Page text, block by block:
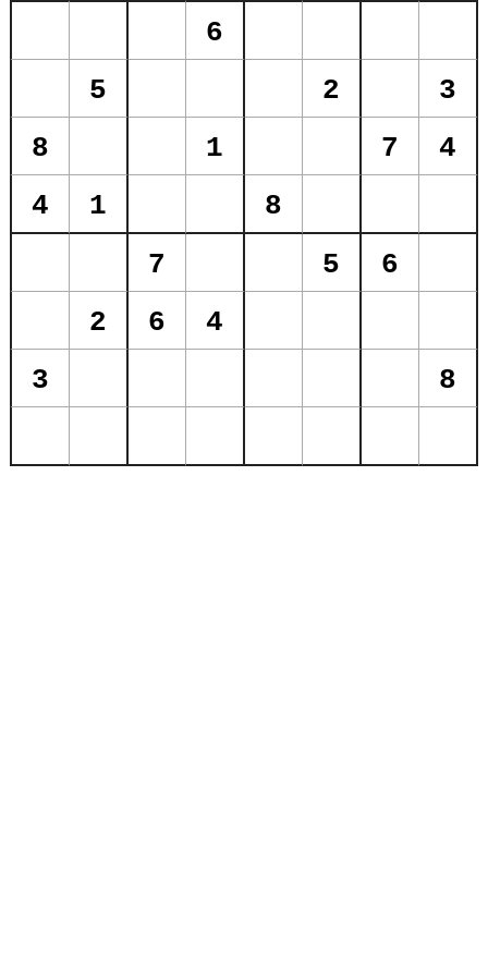
6
5
2
3
8
1 7
4
4
1
8
7
5
6
2
6
4
3
8